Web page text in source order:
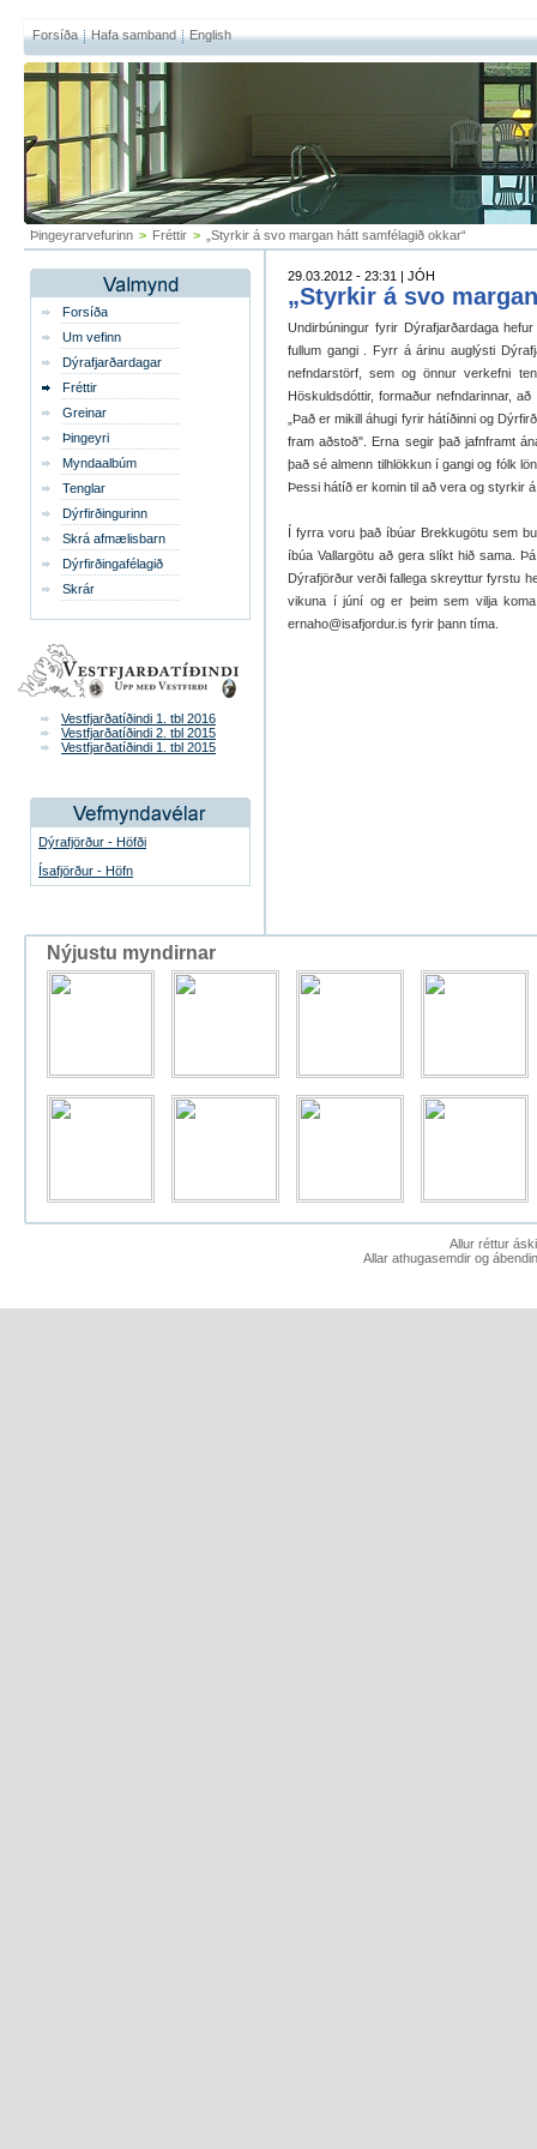
Forsíða Hafa samband English
Þingeyrarvefurinn > Fréttir > „Styrkir á svo margan hátt samfélagið okkar“
Forsíða
Um vefinn
Dýrafjarðardagar
Fréttir
Greinar
Þingeyri
Myndaalbúm
Tenglar
Dýrfirðingurinn
Skrá afmælisbarn
Dýrfirðingafélagið
Skrár
Vestfjarðatíðindi 1. tbl 2016
Vestfjarðatíðindi 2. tbl 2015
Vestfjarðatíðindi 1. tbl 2015
Dýrafjörður - Höfði
Ísafjörður - Höfn
29.03.2012 - 23:31 | JÓH
„Styrkir á svo
Undirbúningur fyrir Dýrafjarðardaga
fullum gangi . Fyrr á árinu auglýsti
nefndarstörf, sem og önnur verkefni
Höskuldsdóttir, formaður nefndarinnar,
„Það er mikill áhugi fyrir hátíðinni og
fram aðstoð". Erna segir það jafnframt
það sé almenn tilhlökkun í gangi og fólk
Þessi hátíð er komin til að vera og styrkir
Í fyrra voru það íbúar Brekkugötu sem
íbúa Vallargötu að gera slíkt hið sama.
Dýrafjörður verði fallega skreyttur fyrstu
vikuna í júní og er þeim sem vilja
ernaho@isafjordur.is fyrir þann tíma.
Nýjustu myndirnar
Allur réttur
Allar athugasemdir og